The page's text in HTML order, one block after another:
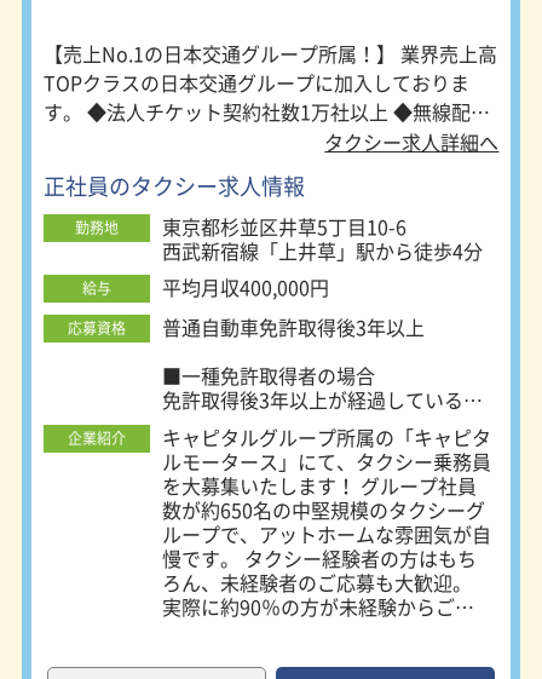
【売上No.1の日本交通グループ所属！】 業界売上高
TOPクラスの日本交通グループに加入しておりま
す。 ◆法人チケット契約社数1万社以上 ◆無線配車
件数都内トップクラス ◆ Suica（スイカ）などの交
通系ICカード利用OK ◆ 業界初のスマートフォン配
車 ◆都内専用乗り場を多数設置（六本木ヒルズ、東
京ミッドタウンなど） などお客様から選ばれるタク
シーの要素が満載。そのため乗務開始後も収入が安
定します！ 【未経験者歓迎！長く働けることが魅力
です！】 未経験の方にも安心して働いていただける
よう、入社後の教育・研修に力を入れています！二
種免許の取得から車内設備、法令関係、接客方法や
タクシーの流し方など、収入をいかに安定させるか
積極的に指導しています。また、定年後再雇用も積
極的に行っておりますので、安心して長く働いてい
ただくことができます。 【タクシー営業に有利な杉
るので、効率の良いタクシー営業ができます。朝は
ゆっくり出庫し、地元で通勤の方や病院通院の方
を。 夜の時間帯は、仕事終わりのビジネスマンなど
んので、無駄なく毎月・毎年安定した収入が見込め
タクシー求人詳細へ
正社員のタクシー求人情報
勤務地
東京都杉並区井草5丁目10-6
西武新宿線「上井草」駅から徒歩4分
給与 平均月収400,000円
応募資格
普通自動車免許取得後3年以上
■一種免許取得者の場合
免許取得後3年以上が経過している
方。
二種免許の取得支援制度有あり
■二種免許取得者の場合
経験未経験不問
観光タクシーや介護タクシーに興味が
ある方も歓迎中！
企業紹介
キャピタルグループ所属の「キャピタ
ルモータース」にて、タクシー乗務員
を大募集いたします！ グループ社員
数が約650名の中堅規模のタクシーグ
ループで、アットホームな雰囲気が自
慢です。 タクシー経験者の方はもち
ろん、未経験者のご応募も大歓迎。
実際に約90％の方が未経験からご入